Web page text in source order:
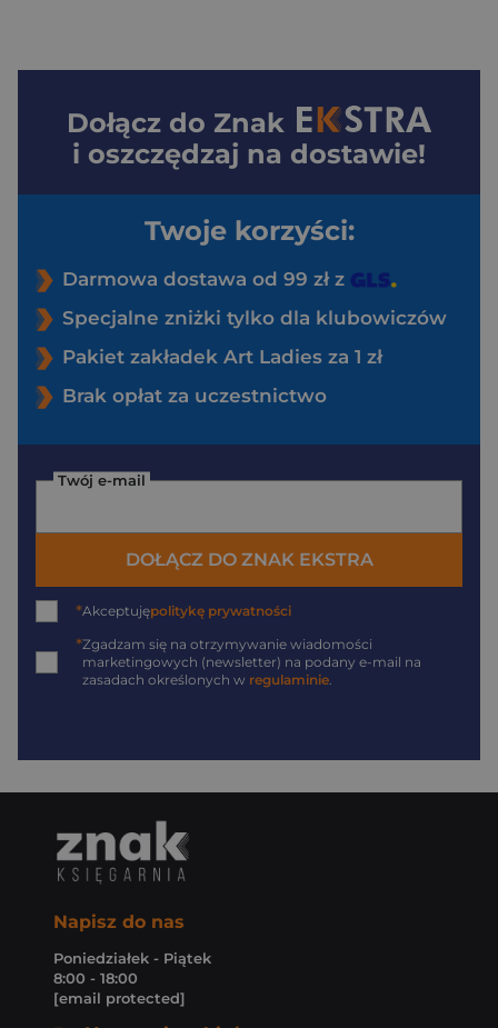
Dołącz do Znak
i oszczędzaj na dostawie!
Twoje korzyści:
Darmowa dostawa od 99 zł z
Specjalne zniżki tylko dla klubowiczów
Pakiet zakładek Art Ladies za 1 zł
Brak opłat za uczestnictwo
Twój e-mail
DOŁĄCZ DO ZNAK EKSTRA
*Akceptujępolitykę prywatności
*Zgadzam się na otrzymywanie wiadomości
marketingowych (newsletter) na podany e-mail na
zasadach określonych w regulaminie.
Napisz do nas
Poniedziałek - Piątek
8:00 - 18:00
[email protected]